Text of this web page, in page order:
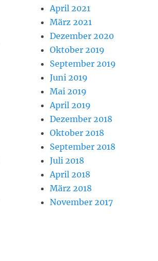
April 2021
März 2021
Dezember 2020
Oktober 2019
September 2019
Juni 2019
Mai 2019
April 2019
Dezember 2018
Oktober 2018
September 2018
Juli 2018
April 2018
März 2018
November 2017